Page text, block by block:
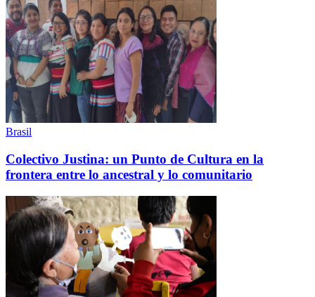
Brasil
Colectivo Justina: un Punto de Cultura en la
frontera entre lo ancestral y lo comunitario